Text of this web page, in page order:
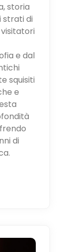
storia
strati di
e dal
squisiti
e
di